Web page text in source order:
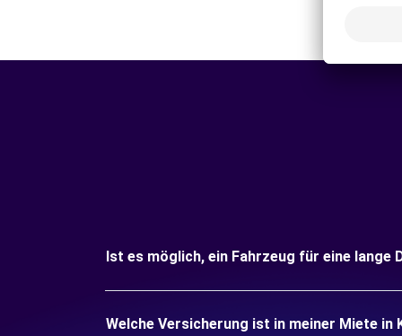
Ist es möglich, ein Fahrzeug für eine lange
Welche Versicherung ist in meiner Miete in